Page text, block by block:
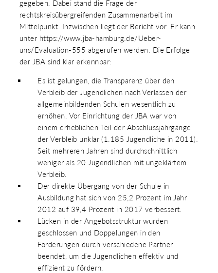
gegeben. Dabei stand die Frage der
rechtskreisübergreifenden Zusammenarbeit im
Mittelpunkt. Inzwischen liegt der Bericht vor. Er kann
unter https://www.jba-hamburg.de/Ueber-
uns/Evaluation-555 abgerufen werden. Die Erfolge
der JBA sind klar erkennbar:
Es ist gelungen, die Transparenz über den
Verbleib der Jugendlichen nach Verlassen der
allgemeinbildenden Schulen wesentlich zu
erhöhen. Vor Einrichtung der JBA war von
einem erheblichen Teil der Abschlussjahrgänge
der Verbleib unklar (1.185 Jugendliche in 2011).
Seit mehreren Jahren sind durchschnittlich
weniger als 20 Jugendlichen mit ungeklärtem
Verbleib.
Der direkte Übergang von der Schule in
Ausbildung hat sich von 25,2 Prozent im Jahr
2012 auf 39,4 Prozent in 2017 verbessert.
Lücken in der Angebotsstruktur wurden
geschlossen und Doppelungen in den
Förderungen durch verschiedene Partner
beendet, um die Jugendlichen effektiv und
effizient zu fördern.